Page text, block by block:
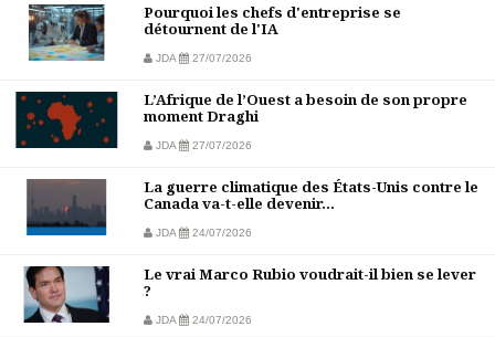
Pourquoi les chefs d'entreprise se
détournent de l'IA
JDA 27/07/2026
L’Afrique de l’Ouest a besoin de son propre
moment Draghi
JDA 27/07/2026
La guerre climatique des États-Unis contre le
Canada va-t-elle devenir...
JDA 24/07/2026
Le vrai Marco Rubio voudrait-il bien se lever
?
JDA 24/07/2026